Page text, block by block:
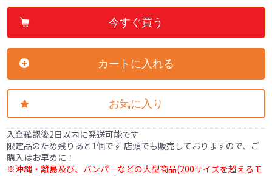
今すぐ買う
カートに入れる
お気に入り
入金確認後2日以内に発送可能です
限定品のため残りあと1個です 店頭でも販売しておりますので、ご
購入はお早めに！
※沖縄・離島及び、バンパーなどの大型商品(200サイズを超えるモ